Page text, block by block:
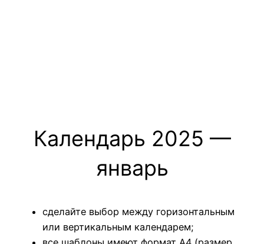
Календарь 2025 —
январь
сделайте выбор между горизонтальным
или вертикальным календарем;